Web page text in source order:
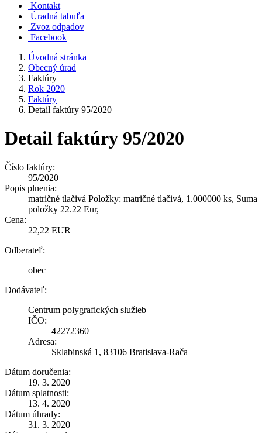
Kontakt
Úradná tabuľa
Zvoz odpadov
Facebook
Úvodná stránka
Obecný úrad
Faktúry
Rok 2020
Faktúry
Detail faktúry 95/2020
Detail faktúry 95/2020
Číslo faktúry:
95/2020
Popis plnenia:
matričné tlačivá Položky: matričné tlačivá, 1.000000 ks, Suma
položky 22.22 Eur,
Cena:
22,22 EUR
Odberateľ:
obec
Dodávateľ:
Centrum polygrafických služieb
IČO:
42272360
Adresa:
Sklabinská 1, 83106 Bratislava-Rača
Dátum doručenia:
19. 3. 2020
Dátum splatnosti:
13. 4. 2020
Dátum úhrady:
31. 3. 2020